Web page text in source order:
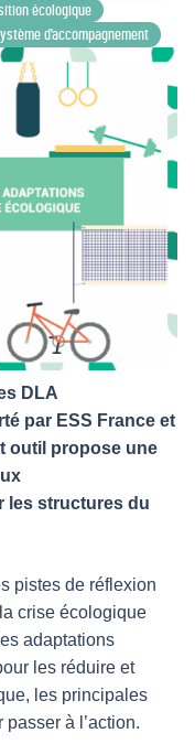
écologique
d’accompagnement
DLA
par ESS France et
outil propose une
les structures du
pistes de réflexion
crise écologique
adaptations
les réduire et
les principales
à l’action.